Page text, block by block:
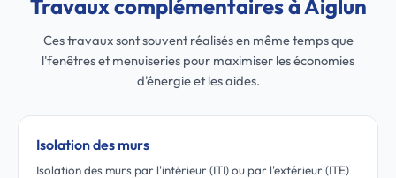
Travaux complémentaires à Aiglun
Ces travaux sont souvent réalisés en même temps que
l'fenêtres et menuiseries pour maximiser les économies
d'énergie et les aides.
Isolation des murs
Isolation des murs par l'intérieur (ITI) ou par l'extérieur (ITE)